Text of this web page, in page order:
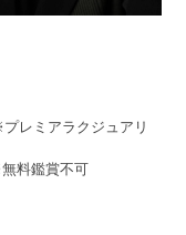
レミアラクジュアリ
料鑑賞不可